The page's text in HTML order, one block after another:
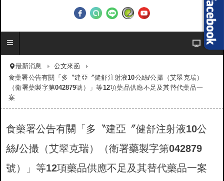
.
最新消息
公文來函
食藥署公告有關「多〝建亞〞健舒注射液10公絲/公撮（艾翠克瑞）
（衛署藥製字第042879號）」等12項藥品供應不足及其替代藥品一
案
食藥署公告有關「多〝建亞〞健舒注射液10公
絲/公撮（艾翠克瑞）（衛署藥製字第042879
號）」等12項藥品供應不足及其替代藥品一案